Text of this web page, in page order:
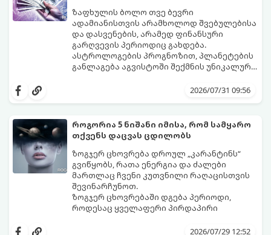
ზაფხულის ბოლო თვე ბევრი
ადამიანისთვის არამხოლოდ შვებულებისა
და დასვენების, არამედ ფინანსური
გარღვევის პერიოდიც გახდება.
ასტროლოგების პროგნოზით, პლანეტების
განლაგება აგვისტოში შექმნის უნიკალურ
ზოდიაქოს 4 ნიშანს ფინანსური წარმატების
შორის, ვისაც აგვისტოში ფინანსური
2026/07/31 09:56
როგორია 5 ნიშანი იმისა, რომ სამყარო
თქვენს დაცვას ცდილობს
ზოგჯერ ცხოვრება დროულ „კარანტინს“
გვიწყობს, რათა ენერგია და ძალები
მართლაც ჩვენი კუთვნილი რაღაცისთვის
შევინარჩუნოთ.
ზოგჯერ ცხოვრებაში დგება პერიოდი,
როდესაც ყველაფერი პირდაპირი
იშლება მნიშვნელოვანი გარიგებები,
2026/07/29 12:52